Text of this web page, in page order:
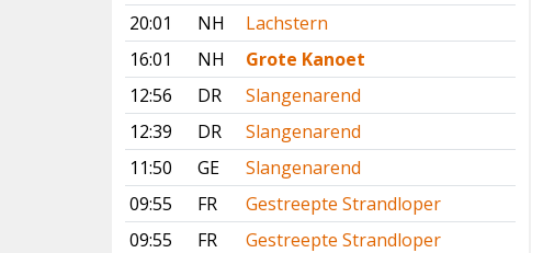
20:01
NH
Lachstern
16:01
NH
Grote Kanoet
12:56
DR
Slangenarend
12:39
DR
Slangenarend
11:50
GE
Slangenarend
09:55
FR
Gestreepte Strandloper
09:55
FR
Gestreepte Strandloper